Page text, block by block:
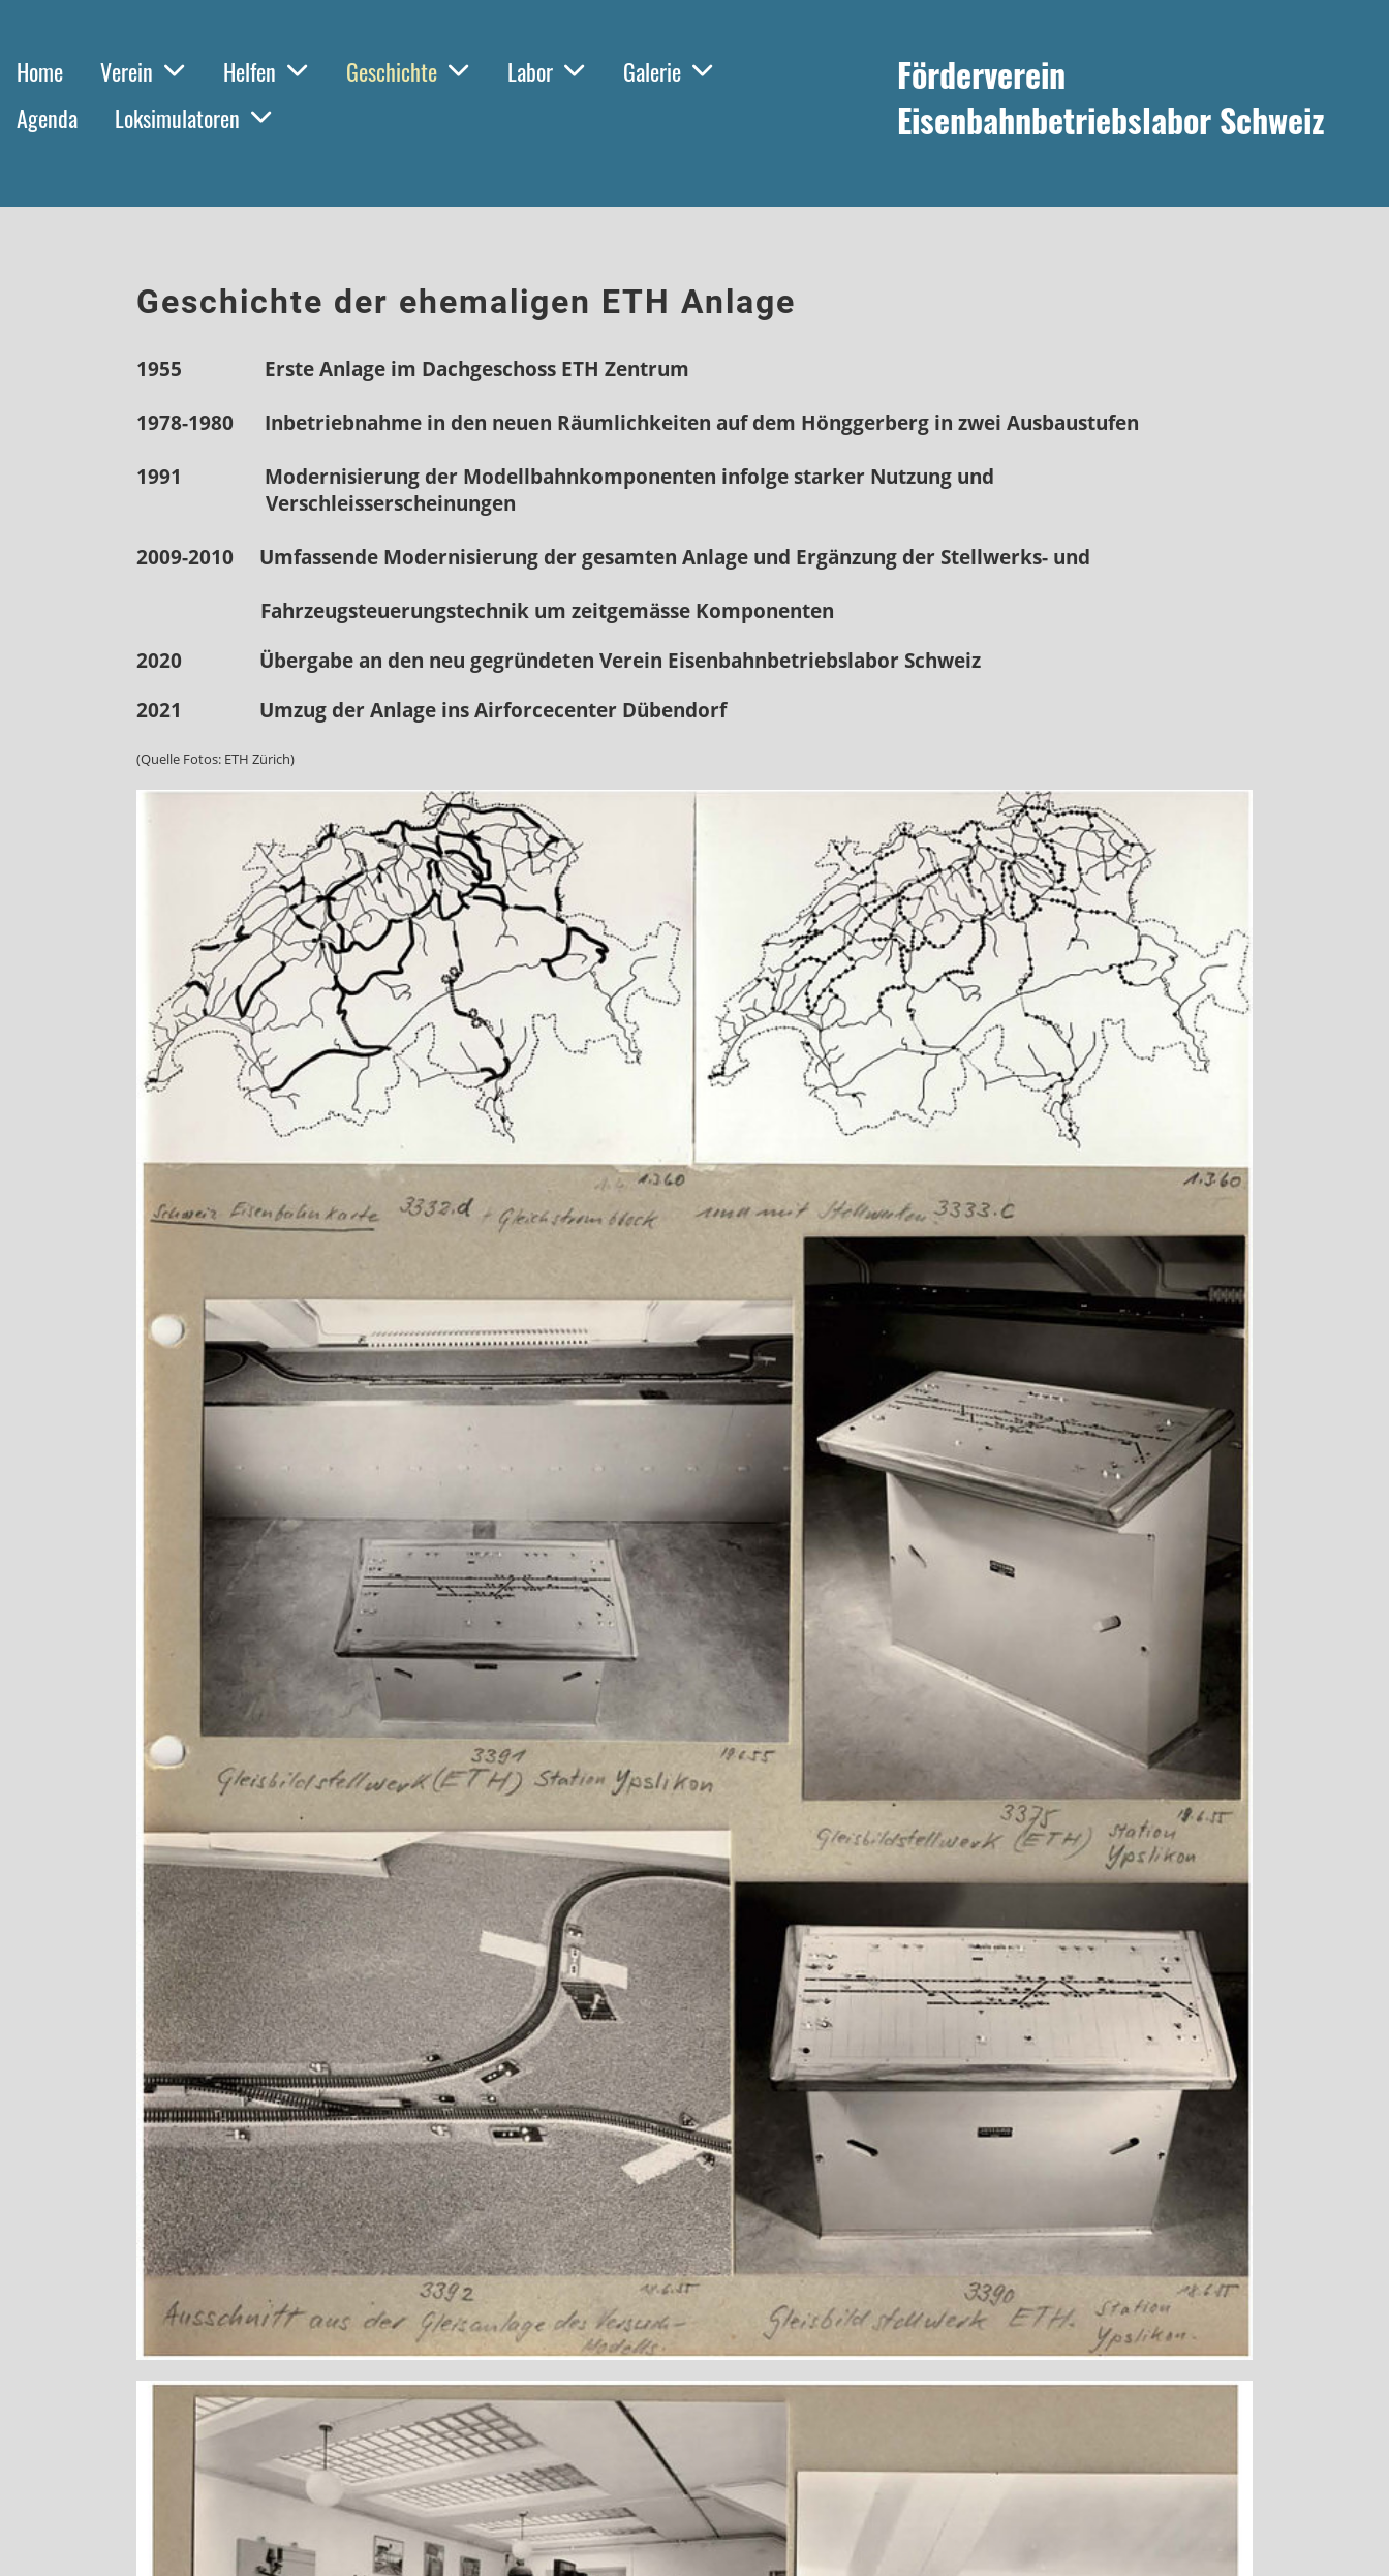
Home Verein Helfen Geschichte Labor
Galerie
Agenda
Loksimulatoren
Förderverein
Eisenbahnbetriebslabor Schweiz
Geschichte der ehemaligen ETH Anlage
1955 Erste Anlage im Dachgeschoss ETH Zentrum
1978-1980 Inbetriebnahme in den neuen Räumlichkeiten auf dem Hönggerberg in zwei Ausbaustufen
1991 Modernisierung der Modellbahnkomponenten infolge starker Nutzung und
Verschleisserscheinungen
2009-2010 Umfassende Modernisierung der gesamten Anlage und Ergänzung der Stellwerks- und
Fahrzeugsteuerungstechnik um zeitgemässe Komponenten
2020 Übergabe an den neu gegründeten Verein Eisenbahnbetriebslabor Schweiz
2021 Umzug der Anlage ins Airforcecenter Dübendorf
(Quelle Fotos: ETH Zürich)